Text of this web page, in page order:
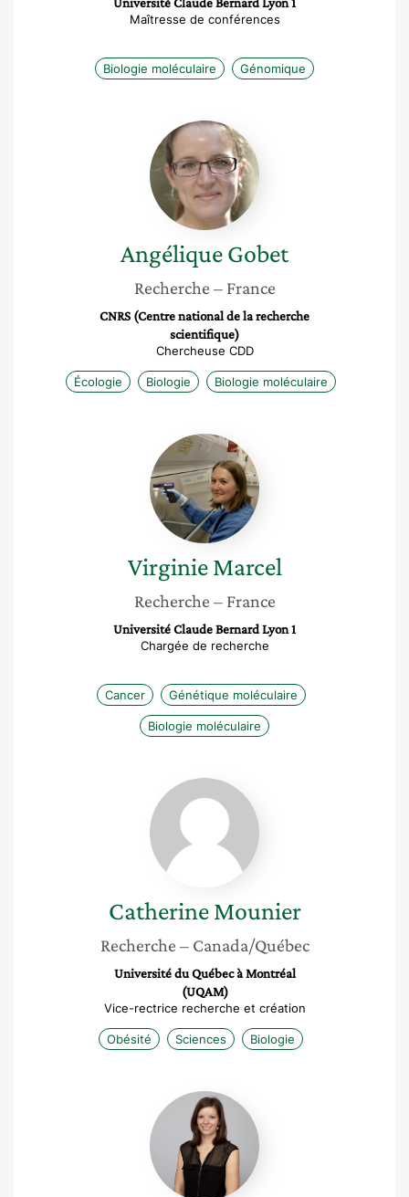
Maîtresse de conférences
Biologie moléculaire Génomique
Angélique
Gobet
AngéliqueGobet
Recherche – France
CNRS (Centre national de la recherche
scientifique)
Chercheuse CDD
Écologie Biologie Biologie moléculaire
Virginie
Marcel
Virginie Marcel
Recherche – France
Université Claude Bernard Lyon 1
Chargée de recherche
Cancer Génétique moléculaire
Biologie moléculaire
Catherine
Mounier
Catherine Mounier
Recherche – Canada/Québec
Université du Québec à Montréal
(UQAM)
Vice-rectrice recherche et création
Obésité Sciences Biologie
Pauline
Nauroy